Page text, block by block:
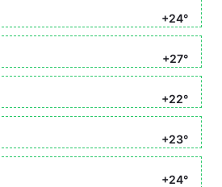
+24°
+27°
+22°
+23°
+24°